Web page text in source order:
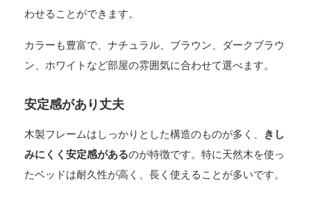
わせることができます。
カラーも豊富で、ナチュラル、ブラウン、ダークブラウ
ン、ホワイトなど部屋の雰囲気に合わせて選べます。
安定感があり丈夫
木製フレームはしっかりとした構造のものが多く、
きし
みにくく安定感があるのが特徴です。特に天然木を使っ
たベッドは耐久性が高く、長く使えることが多いです。